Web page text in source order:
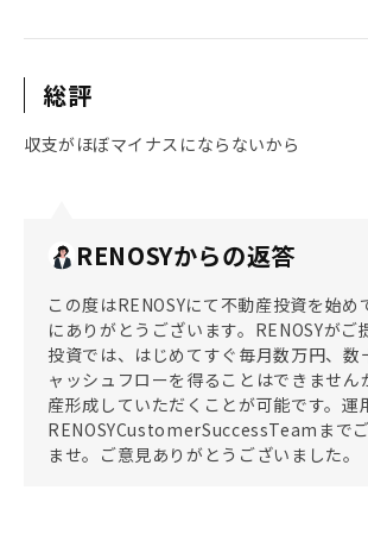
総評
収支がほぼマイナスにならないから
RENOSYからの返答
この度はRENOSYにて不動産投資を始め
にありがとうございます。RENOSYがご
投資では、はじめてすぐ毎月数万円、数
ャッシュフローを得ることはできません
産形成していただくことが可能です。運
RENOSYCustomerSuccessTeamまで
ませ。ご意見ありがとうございました。